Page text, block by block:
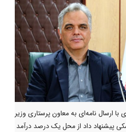
ارسال نامه‌ای به معاون پرستاری وزیر
پیشنهاد داد از محل یک درصد درآمد